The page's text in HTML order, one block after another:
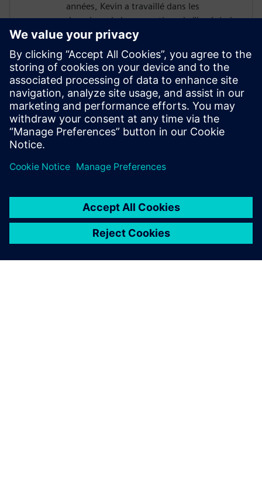
années, Kevin a travaillé dans les
domaines de la conception, de l'ingénierie
et de la fabrication. Kevin a passé une
grande partie de son temps dans le
secteur de la CAO/du PLM. Il a travaillé
pour des partenaires de distribution et au
niveau des fournisseurs. Kevin a
également travaillé dans le secteur de la
fabrication additive pendant un certain
nombre d'années.